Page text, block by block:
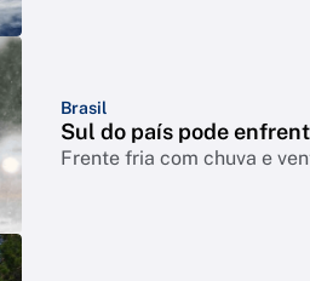
Brasil
Sul do país pode
Frente fria com chuva e